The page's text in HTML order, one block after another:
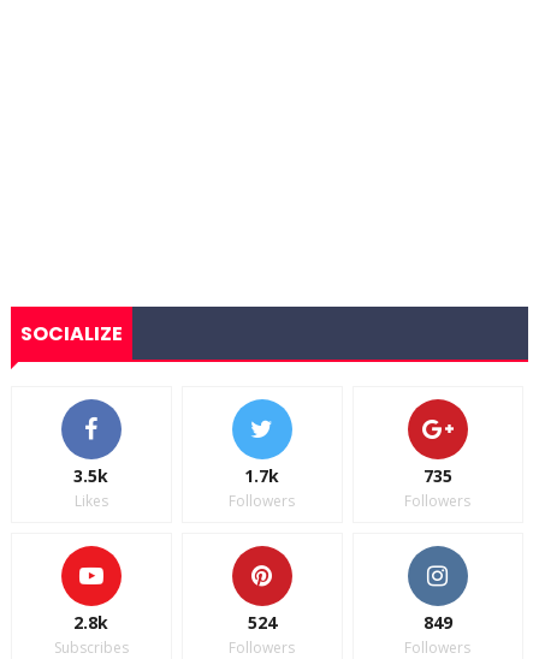
SOCIALIZE
3.5k
Likes
1.7k
Followers
735
Followers
2.8k
Subscribes
524
Followers
849
Followers